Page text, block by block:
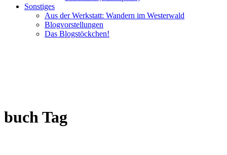
Sonstiges
Aus der Werkstatt: Wandern im Westerwald
Blogvorstellungen
Das Blogstöckchen!
buch Tag